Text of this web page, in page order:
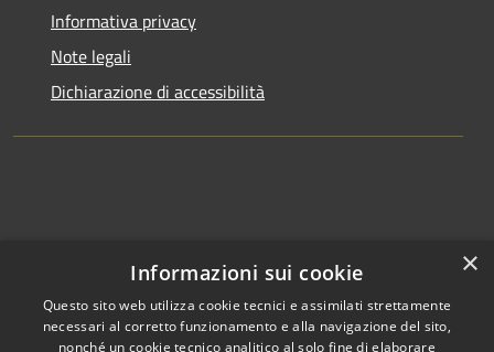
Informativa privacy
Note legali
Dichiarazione di accessibilità
×
Informazioni sui cookie
Questo sito web utilizza cookie tecnici e assimilati strettamente
necessari al corretto funzionamento e alla navigazione del sito,
nonché un cookie tecnico analitico al solo fine di elaborare